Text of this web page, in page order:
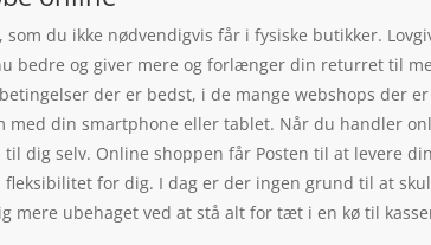
du ikke nødvendigvis får i fysiske butikker.
bedre og giver mere og forlænger din returret til
der er bedst, i de mange webshops der
med din smartphone eller tablet. Når du handler
dig selv. Online shoppen får Posten til at levere
for dig. I dag er der ingen grund til at
mere ubehaget ved at stå alt for tæt i en kø til